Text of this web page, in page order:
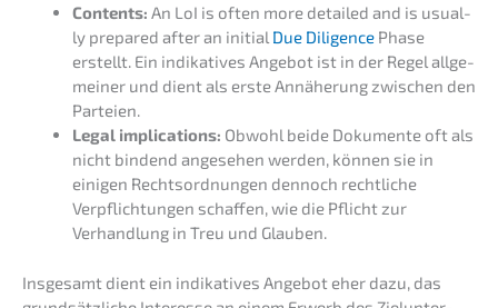
Contents: An LoI is often more detail­ed and is usual­
ly prepared after an initi­al Due Diligence Phase
erstellt. Ein indika­ti­ves Angebot ist in der Regel allge­
mei­ner und dient als erste Annähe­rung zwischen den
Parteien.
Legal impli­ca­ti­ons: Obwohl beide Dokumen­te oft als
nicht bindend angese­hen werden, können sie in
einigen Rechts­ord­nun­gen dennoch recht­li­che
Verpflich­tun­gen schaf­fen, wie die Pflicht zur
Verhand­lung in Treu und Glauben.
Insge­samt dient ein indika­ti­ves Angebot eher dazu, das